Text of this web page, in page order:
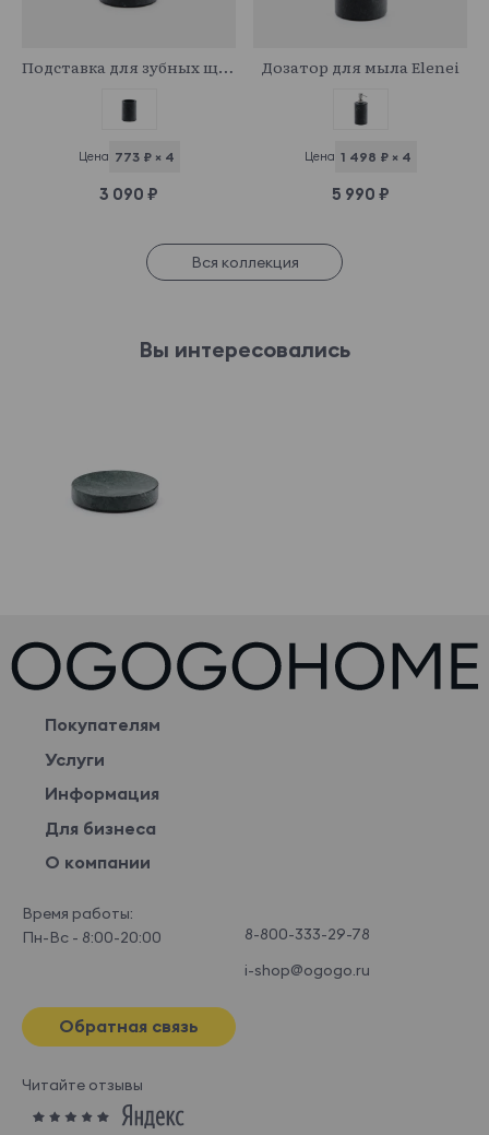
Подставка для зубных щеток Elenei
Цена 773 ₽ × 4
3 090 ₽
Дозатор для мыла Elenei
Цена 1 498 ₽ × 4
5 990 ₽
Вся коллекция
Вы интересовались
Покупателям
Услуги
Информация
Для бизнеса
О компании
Время работы:
Пн-Вс - 8:00-20:00
8-800-333-29-78
i-shop@ogogo.ru
Обратная связь
Читайте отзывы